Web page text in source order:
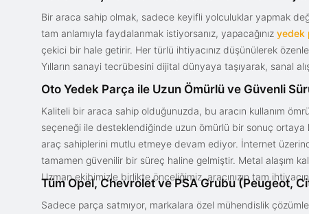
Bir araca sahip olmak, sadece keyifli yolculuklar yapmak
tam anlamıyla faydalanmak istiyorsanız, yapacağınız yedek
çekici bir hale getirir. Her türlü ihtiyacınız düşünülerek özenle
Yılların sanayi tecrübesini dijital dünyaya taşıyarak, sanal
Oto Yedek Parça ile Uzun Ömürlü ve Güvenli
Kaliteli bir araca sahip olduğunuzda, bu aracın kullanım
seçeneği ile desteklendiğinde uzun ömürlü bir sonuç
araç sahiplerini mutlu etmeye devam ediyor. İnternet
tamamen güvenilir bir süreç haline gelmiştir. Metal alaşım
Uzman ekibimizle birlikte önceliğimiz, aracınızın tam
Tüm Opel, Chevrolet ve PSA Grubu (Peugeot,
Sadece parça satmıyor, markalara özel mühendislik